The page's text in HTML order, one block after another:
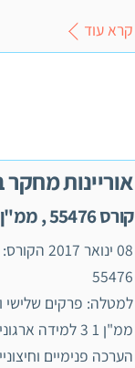
קרא עוד
אוריינות מחקר
קורס 55476 , ממ"ן 13
‏08 ינואר
למטלה:
ממ"ן 1 3
הערכה פנימיים